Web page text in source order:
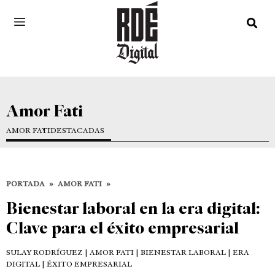
Amor Fati
AMOR FATIDESTACADAS
PORTADA » AMOR FATI »
Bienestar laboral en la era digital:
Clave para el éxito empresarial
SULAY RODRÍGUEZ | AMOR FATI | BIENESTAR LABORAL | ERA
DIGITAL | ÉXITO EMPRESARIAL